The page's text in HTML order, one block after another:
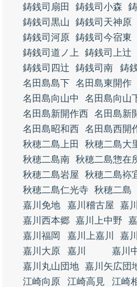
鋳銭司扇田
鋳銭司小森
鋳銭司黒山
鋳銭司天神原
鋳銭司河原 鋳銭司今宿東
鋳銭司道ノ上
鋳銭司上辻
鋳銭司四辻
鋳銭司南 鋳
名田島島下 名田島東開作
名田島向山中
名田島向山
名田島新開作西 名田島新
名田島昭和西 名田島西開
秋穂二島上田
秋穂二島大
秋穂二島南 秋穂二島惣在
秋穂二島岩屋
秋穂二島袮
秋穂二島仁光寺 秋穂二島
嘉川免地
嘉川稽古屋 嘉
嘉川西本郷 嘉川上中野
嘉川福岡
嘉川上嘉川 嘉
嘉川大原
嘉川
嘉川
嘉川丸山団地 嘉川矢広団
江崎向原
江崎高見 江崎